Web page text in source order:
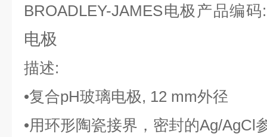
BROADLEY-JAMES电极 产品编码
电极
描述:
•复合pH玻璃电极, 12 mm外径
•用环形陶瓷接界，密封的Ag/AgCl